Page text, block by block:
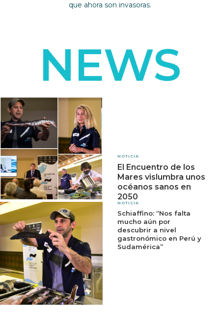
que ahora son invasoras.
NEWS
NOTICIA
El Encuentro de los
Mares vislumbra unos
océanos sanos en
2050
NOTICIA
Schiaffino: “Nos falta
mucho aún por
descubrir a nivel
gastronómico en Perú y
Sudamérica”